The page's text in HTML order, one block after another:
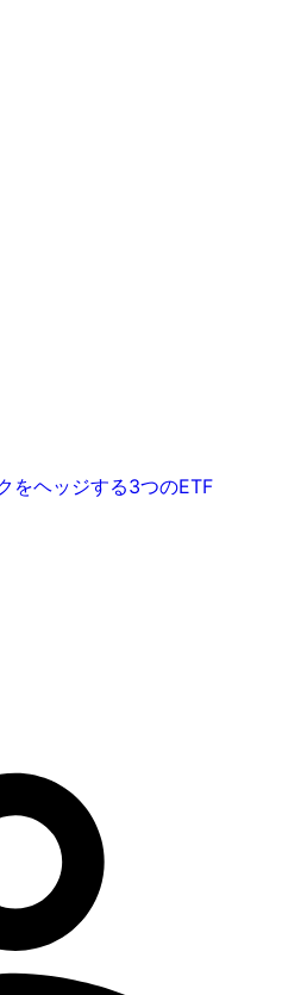
をヘッジする3つのETF